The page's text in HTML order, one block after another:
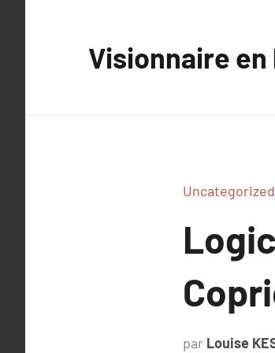
Visionnaire en
Uncategorized
par Louise